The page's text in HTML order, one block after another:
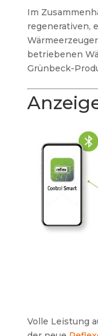
Im
regenerativen,
betriebenen
Grünbeck-
Volle Leistung